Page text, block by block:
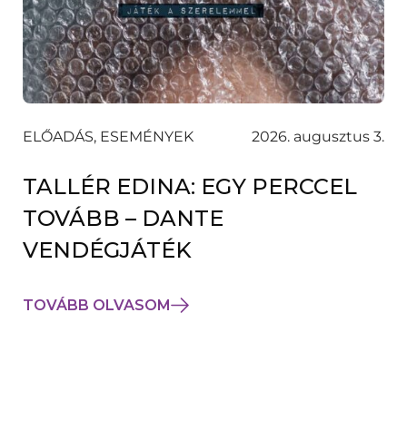
ELŐADÁS, ESEMÉNYEK 2026. augusztus 3.
TALLÉR EDINA: EGY PERCCEL
TOVÁBB – DANTE
VENDÉGJÁTÉK
TOVÁBB OLVASOM